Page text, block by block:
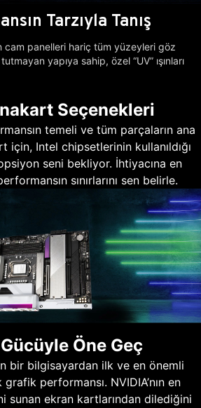
Tarzıyla Tanış
cam panelleri hariç tüm yüzeyleri göz
yapıya sahip, özel “UV” ışınları
Seçenekleri
temeli ve tüm parçaların ana
için, Intel chipsetlerinin kullanıldığı
seni bekliyor. İhtiyacına en
sınırlarını sen belirle.
Öne Geç
bir bilgisayardan ilk ve en önemli
performansı. NVIDIA’nın en
sunan ekran kartlarından dilediğini